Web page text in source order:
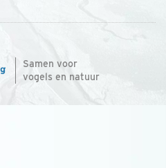
Samen voor
vogels en natuur